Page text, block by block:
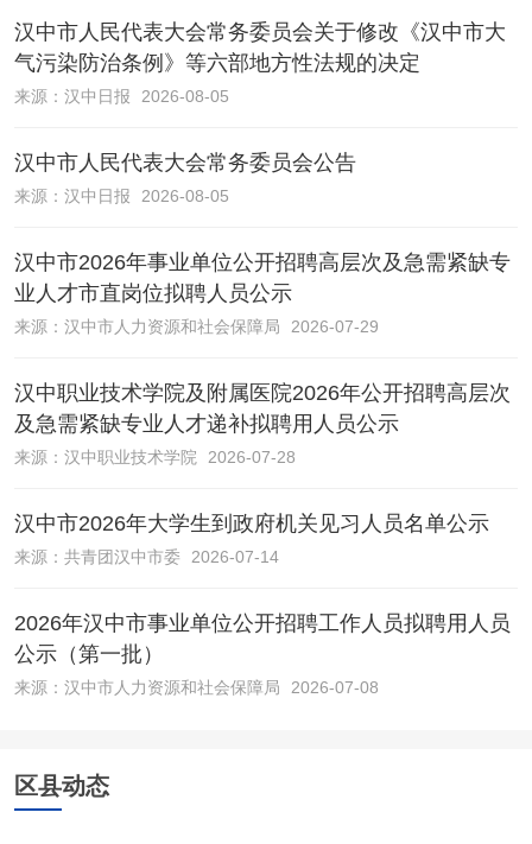
汉中市人民代表大会常务委员会关于修改《汉中市大
气污染防治条例》等六部地方性法规的决定
来源： 汉中日报 2026-08-05
汉中市人民代表大会常务委员会公告
来源： 汉中日报 2026-08-05
汉中市2026年事业单位公开招聘高层次及急需紧缺专
业人才市直岗位拟聘人员公示
来源： 汉中市人力资源和社会保障局 2026-07-29
汉中职业技术学院及附属医院2026年公开招聘高层次
及急需紧缺专业人才递补拟聘用人员公示
来源： 汉中职业技术学院 2026-07-28
汉中市2026年大学生到政府机关见习人员名单公示
来源： 共青团汉中市委 2026-07-14
2026年汉中市事业单位公开招聘工作人员拟聘用人员
公示（第一批）
来源： 汉中市人力资源和社会保障局 2026-07-08
区县动态